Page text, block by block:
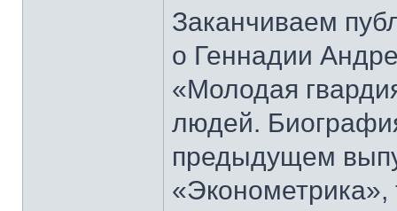
Заканчиваем
о Геннадии
«Молодая
людей.
предыдущем
«Эконометрика»,